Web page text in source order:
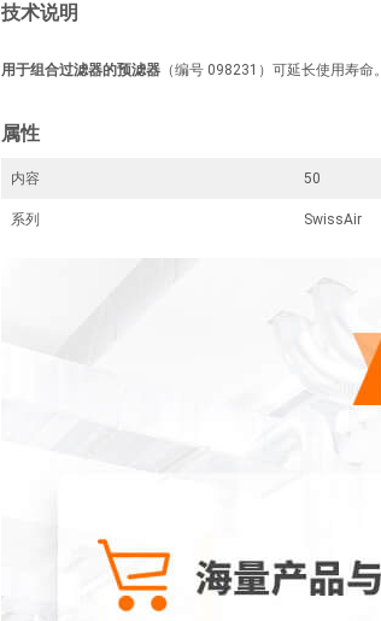
技术说明
用于组合过滤器的预滤器 （编号 098231）可延长使用寿命。
属性
内容 50
系列 SwissAir